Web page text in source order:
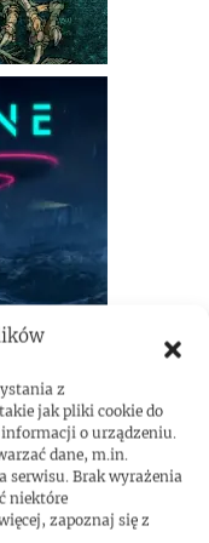
z
jak pliki cookie do
o urządzeniu.
dane, m.in.
serwisu. Brak wyrażenia
niektóre
zapoznaj się z